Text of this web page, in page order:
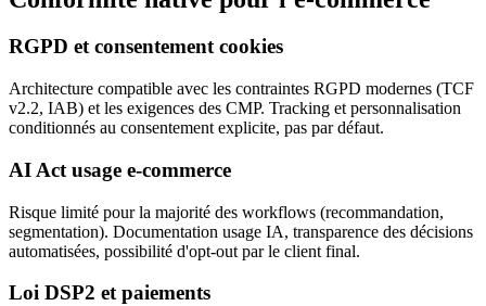
RGPD et consentement cookies
Architecture compatible avec les contraintes RGPD modernes (TCF
v2.2, IAB) et les exigences des CMP. Tracking et personnalisation
conditionnés au consentement explicite, pas par défaut.
AI Act usage e-commerce
Risque limité pour la majorité des workflows (recommandation,
segmentation). Documentation usage IA, transparence des décisions
automatisées, possibilité d'opt-out par le client final.
Loi DSP2 et paiements